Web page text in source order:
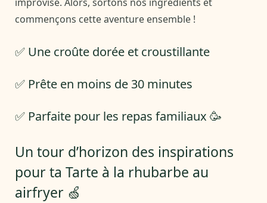
commençons cette aventure ensemble !
✅ Une croûte dorée et croustillante
✅ Prête en moins de 30 minutes
✅ Parfaite pour les repas familiaux 🥳
Un tour d’horizon des inspirations
pour ta Tarte à la rhubarbe au
airfryer 🍏